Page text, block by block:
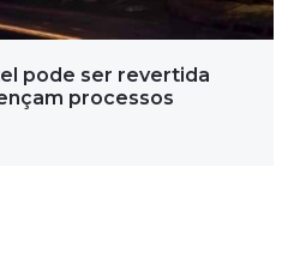
pode ser revertida
processos